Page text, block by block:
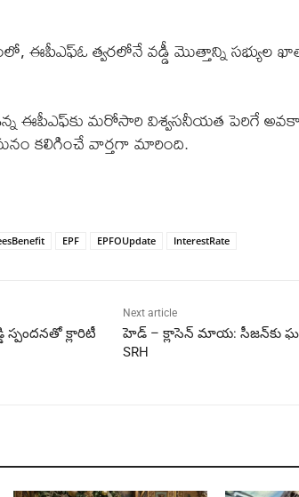
ఈపీఎఫ్‌ఓ త్వరలోనే వడ్డీ మొత్తాన్ని సభ్యుల
ఈపీఎఫ్‌కు మరోసారి విశ్వసనీయత పెరిగే
కలిగించే వార్తగా మారింది.
EPF EPFOUpdate InterestRate
క్లారిటీ
Next article
హెడ్ – క్లాసెన్ మాయ: సీజన్‌కు
SRH